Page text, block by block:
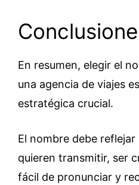
En resumen, elegir el
una agencia de viajes
estratégica crucial.
El nombre debe reflejar
quieren transmitir, ser
fácil de pronunciar y